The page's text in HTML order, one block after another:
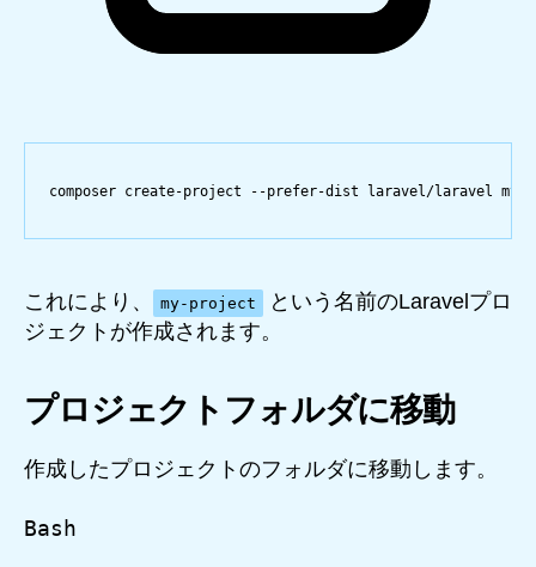
composer create-project --prefer-dist laravel/laravel my-
これにより、 my-project
という名前のLaravelプロ
ジェクトが作成されます。
プロジェクトフォルダに移動
作成したプロジェクトのフォルダに移動します。
Bash